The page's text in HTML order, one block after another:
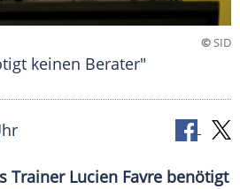
©SID
keinen Berater"
Trainer Lucien Favre benötigt